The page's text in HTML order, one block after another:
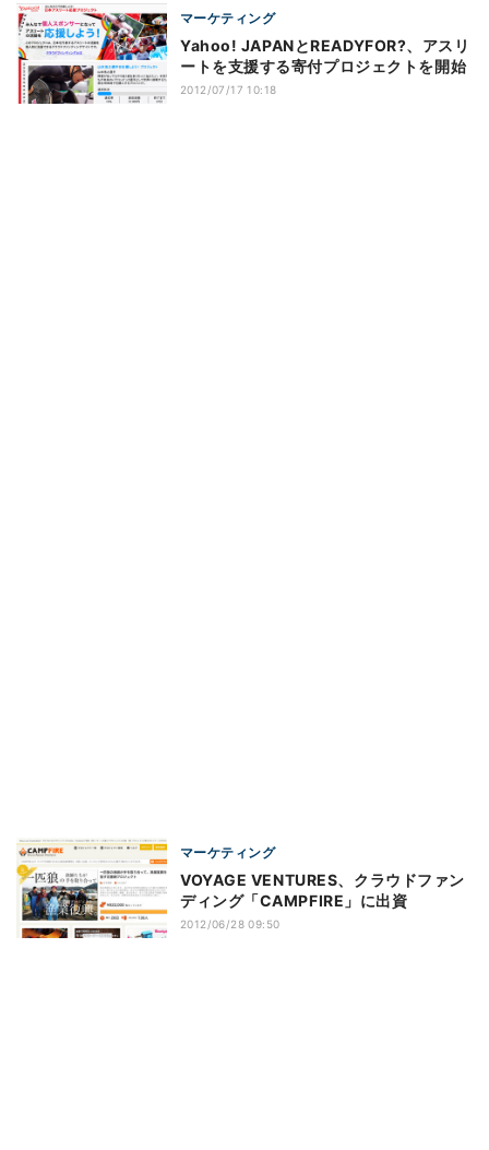
マーケティング
Yahoo! JAPANとREADYFOR?、アスリ
ートを支援する寄付プロジェクトを開始
2012/07/17 10:18
マーケティング
VOYAGE VENTURES、クラウドファン
ディング「CAMPFIRE」に出資
2012/06/28 09:50